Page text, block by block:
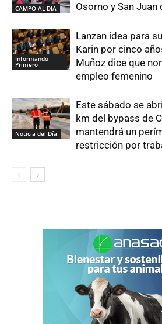
CAMPO AL DIA
Osorno y San Juan
Informando
Primero
Lanzan idea para
Karin por cinco
Muñoz dice que
empleo femenino
Noticia del Día
Este sábado se
km del bypass de
mantendrá un
restricción por